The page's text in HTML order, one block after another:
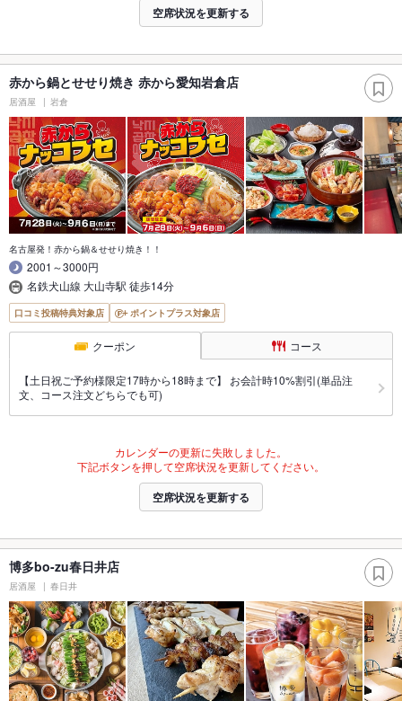
空席状況を更新する
赤から鍋とせせり焼き 赤から愛知岩倉店
居酒屋 岩倉
名古屋発！赤から鍋＆せせり焼き！！
2001～3000円
名鉄犬山線 大山寺駅 徒歩14分
口コミ投稿特典対象店 ポイントプラス対象店
クーポン コース
【土日祝ご予約様限定17時から18時まで】 お会計時10%割引(単品注
文、コース注文どちらでも可)
カレンダーの更新に失敗しました。
下記ボタンを押して空席状況を更新してください。
空席状況を更新する
博多bo-zu春日井店
居酒屋 春日井